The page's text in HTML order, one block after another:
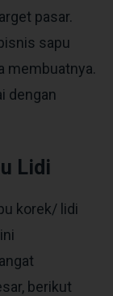
pasar.
sapu
membuatnya.
dengan
Lidi
korek/ lidi
berikut